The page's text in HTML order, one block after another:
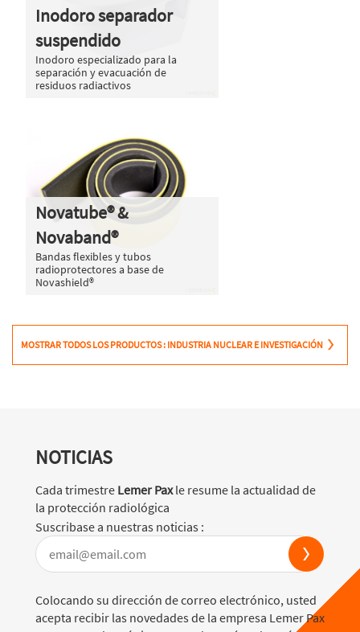
Inodoro separador
suspendido
Inodoro especializado para la
separación y evacuación de
residuos radiactivos
Novatube® &
Novaband®
Bandas flexibles y tubos
radioprotectores a base de
Novashield®
MOSTRAR TODOS LOS PRODUCTOS : INDUSTRIA NUCLEAR E INVESTIGACIÓN
NOTICIAS
Cada trimestre Lemer Paxle resume la actualidad de
la protección radiológica
Suscribase a nuestras noticias :
Colocando su dirección de correo electrónico, usted
acepta recibir las novedades de la empresa Lemer Pax